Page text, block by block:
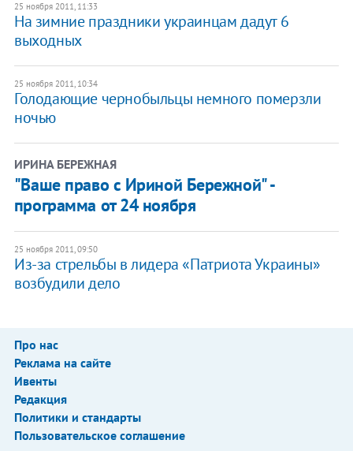
25 ноября 2011, 11:33
На зимние праздники украинцам дадут 6
выходных
25 ноября 2011, 10:34
​Голодающие чернобыльцы немного померзли
ночью
ИРИНА БЕРЕЖНАЯ
"Ваше право с Ириной Бережной" -
программа от 24 ноября
25 ноября 2011, 09:50
Из-за стрельбы в лидера «Патриота Украины»
возбудили дело
Про нас
Реклама на сайте
Ивенты
Редакция
Политики и стандарты
Пользовательское соглашение